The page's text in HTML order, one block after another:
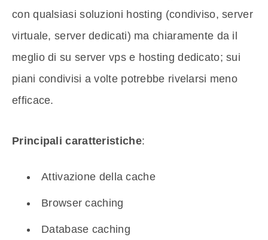
con qualsiasi soluzioni hosting (condiviso, server
virtuale, server dedicati) ma chiaramente da il
meglio di su server vps e hosting dedicato; sui
piani condivisi a volte potrebbe rivelarsi meno
efficace.
Principali caratteristiche:
Attivazione della cache
Browser caching
Database caching